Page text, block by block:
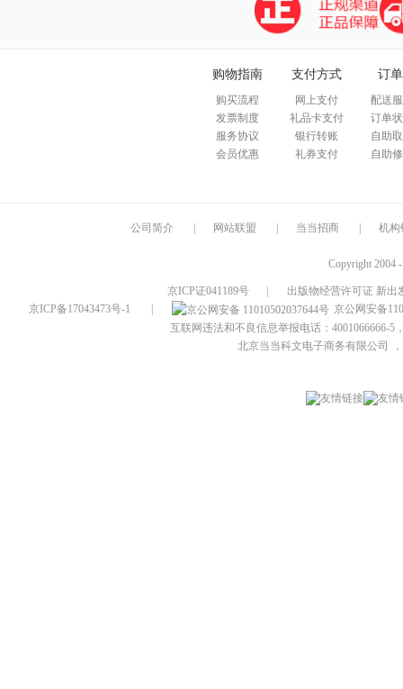
购物指南
购买流程
发票制度
服务协议
会员优惠
支付方式
网上支付
礼品卡支付
银行转账
礼券支付
订
配送
订单
自助
自助
公司简介 网站联盟 当当招商 机构
Copyright 2004
京ICP证041189号
出版物经营许可证 新出
京ICP备17043473号-1
京公网安备
互联网违法和不良信息举报电话：4001066666-5
北京当当科文电子商务有限公司